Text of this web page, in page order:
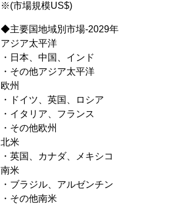
※(市場規模US$)
◆主要国地域別市場-2029年
アジア太平洋
・日本、中国、インド
・その他アジア太平洋
欧州
・ドイツ、英国、ロシア
・イタリア、フランス
・その他欧州
北米
・英国、カナダ、メキシコ
南米
・ブラジル、アルゼンチン
・その他南米